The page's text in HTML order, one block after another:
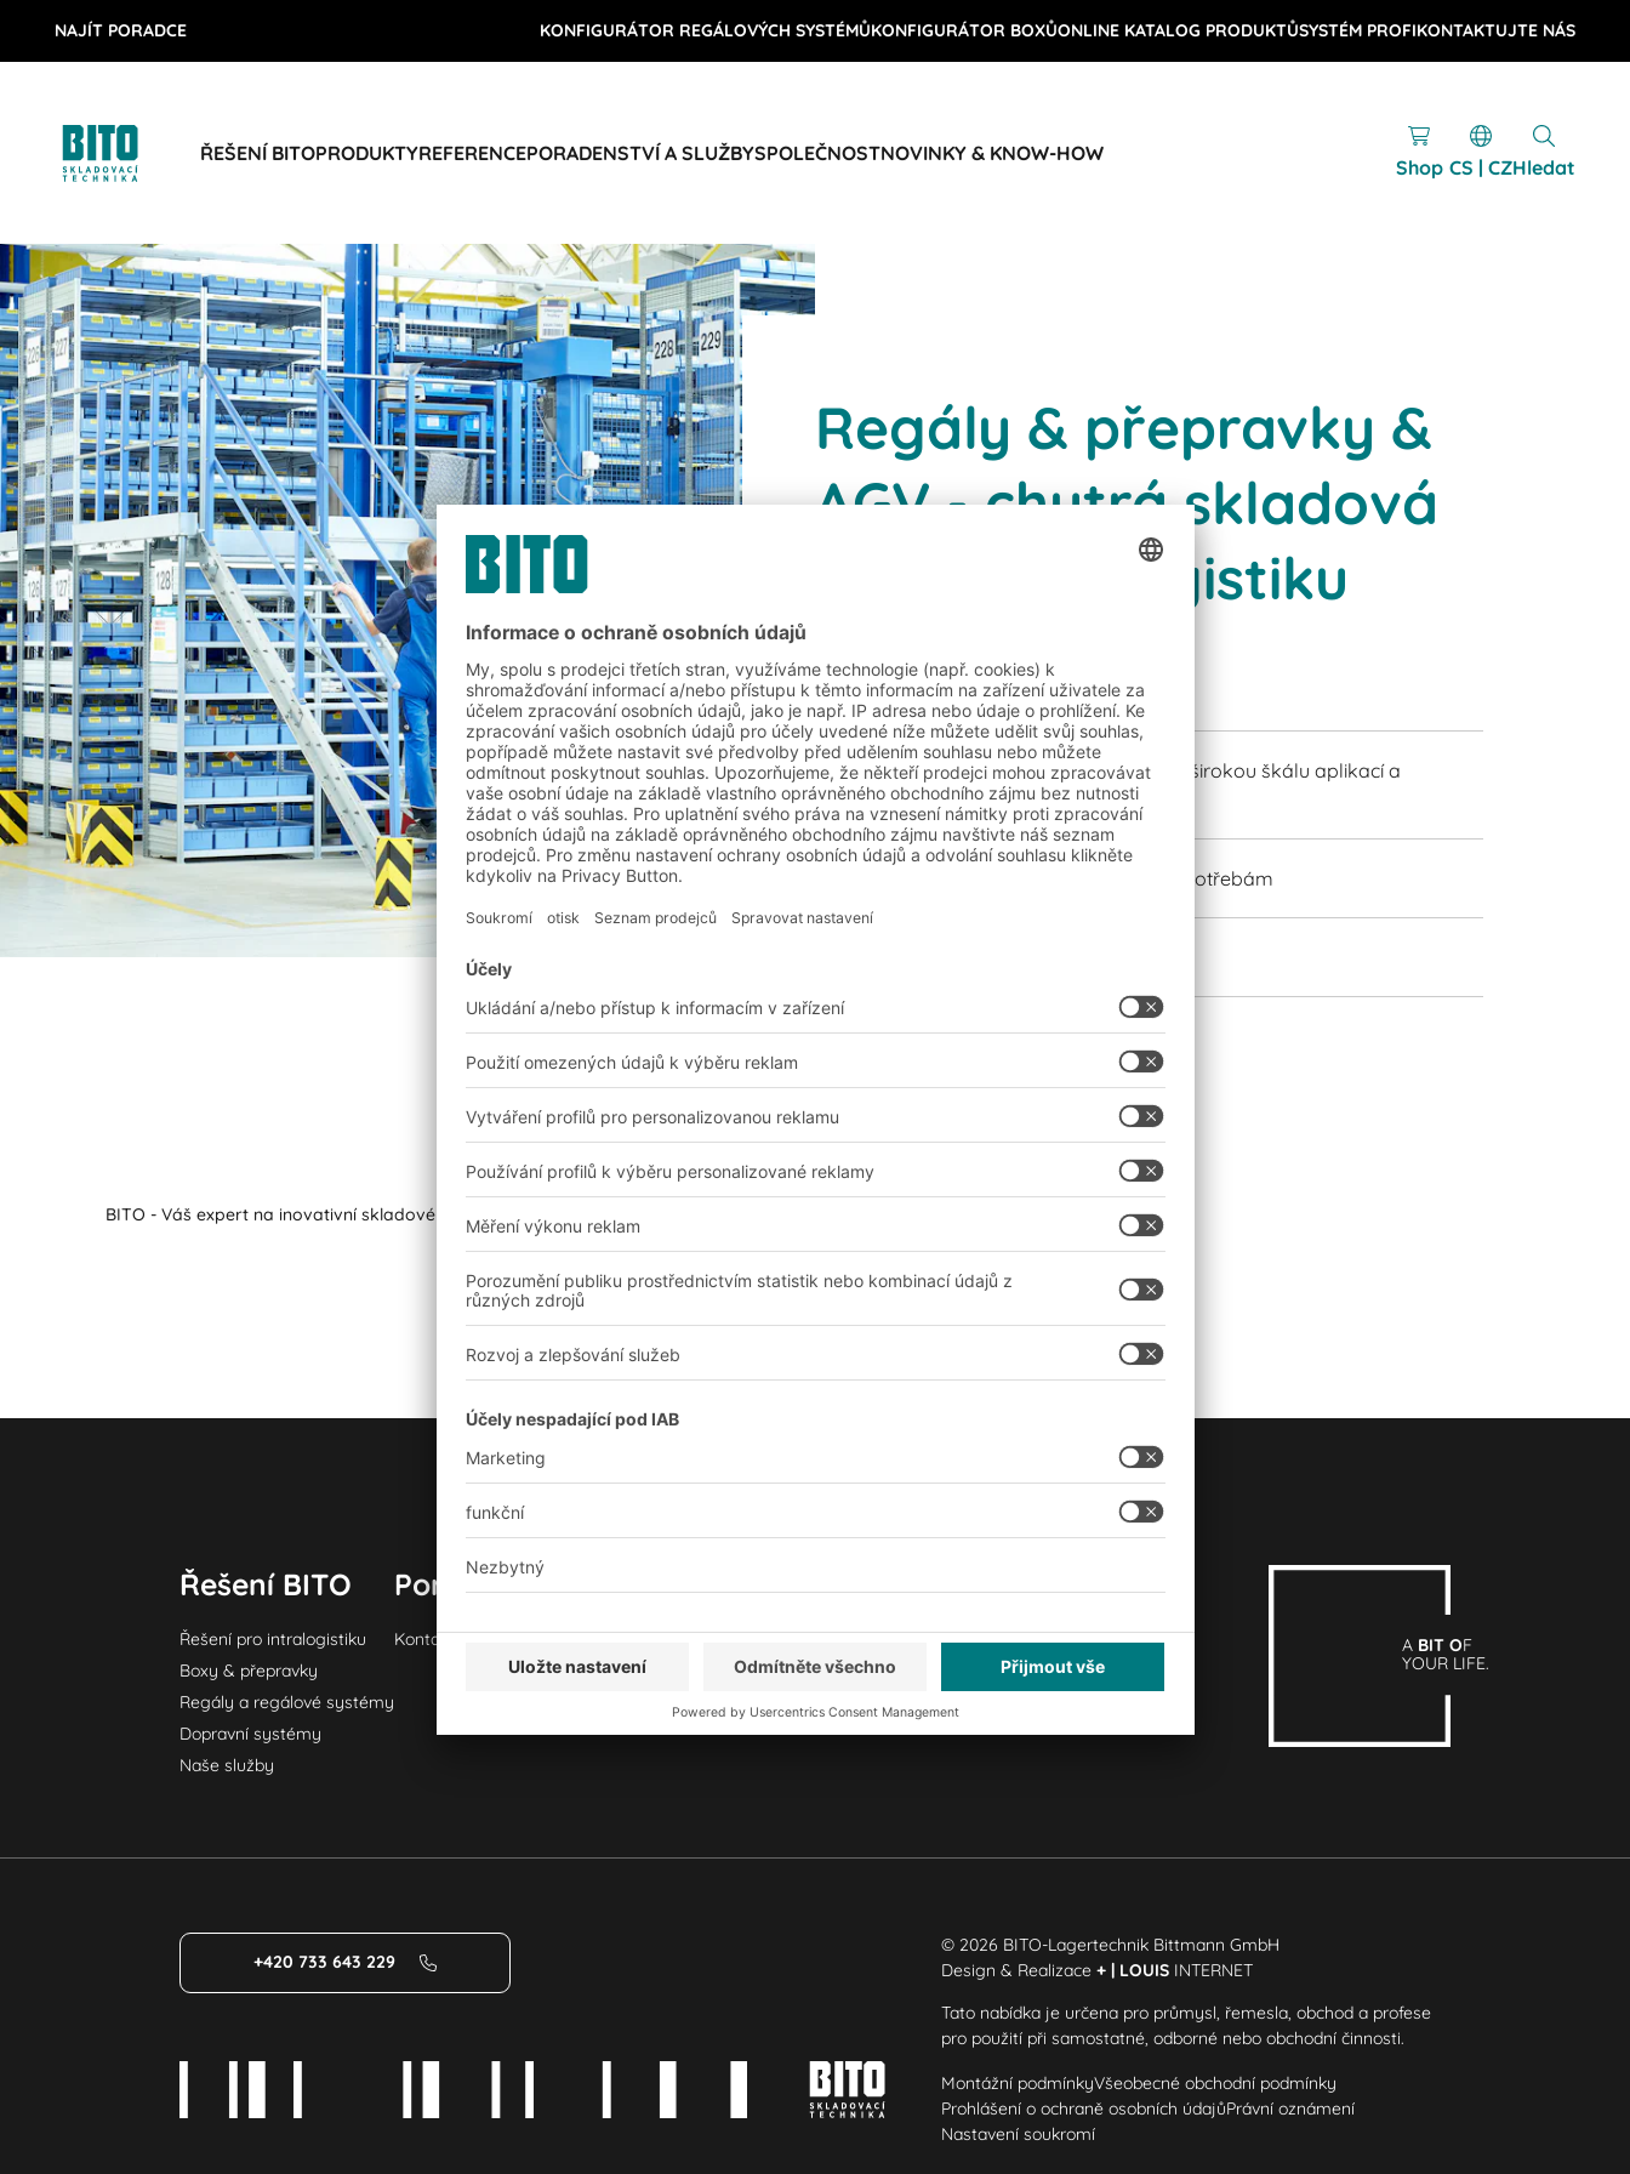
NAJÍT PORADCE KONFIGURÁTOR REGÁLOVÝCH SYSTÉMŮKONFIGURÁTOR BOXŮONLINE KATALOG PRODUKTŮSYSTÉM PROFIKONTAKTUJTE NÁS
ŘEŠENÍ BITOPRODUKTYREFERENCEPORADENSTVÍ A SLUŽBYSPOLEČNOSTNOVINKY & KNOW-HOW
Shop CS | CZHledat
BIT O
Regály & přepravky &
AGV - chytrá skladová
řešení pro logistiku
zítřka
Komplexní sortiment produktů pro širokou škálu aplikací a
prostředí
Přizpůsobené vašim individuálním potřebám
BITO - Váš expert na inovativní skladové technologie a logistická řešení
Řešení BITO
Řešení pro intralogistiku
Boxy & přepravky
Regály a regálové systémy
Dopravní systémy
Naše služby
Poradenství a služby
Kontaktní formulář
Společnost
O nás
Naše celosvětová síť
Naše závody
Sledujte nás
A BIT OF
YOUR LIFE.
+420 733 643 229
© 2026 BITO-Lagertechnik Bittmann GmbH
Design & Realizace+ | LOUIS INTERNET
Tato nabídka je určena pro průmysl, řemesla, obchod a profese
pro použití při samostatné, odborné nebo obchodní činnosti.
Montážní podmínkyVšeobecné obchodní podmínky
Prohlášení o ochraně osobních údajůPrávní oznámení
Nastavení soukromí